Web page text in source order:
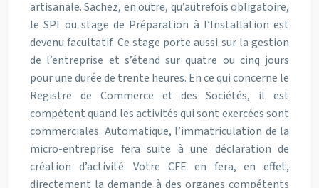
artisanale. Sachez, en outre, qu’autrefois obligatoire,
le SPI ou stage de Préparation à l’Installation est
devenu facultatif. Ce stage porte aussi sur la gestion
de l’entreprise et s’étend sur quatre ou cinq jours
pour une durée de trente heures. En ce qui concerne le
Registre de Commerce et des Sociétés, il est
compétent quand les activités qui sont exercées sont
commerciales. Automatique, l’immatriculation de la
micro-entreprise fera suite à une déclaration de
création d’activité. Votre CFE en fera, en effet,
directement la demande à des organes compétents